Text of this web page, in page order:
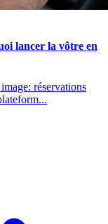
lancer la vôtre en
réservations